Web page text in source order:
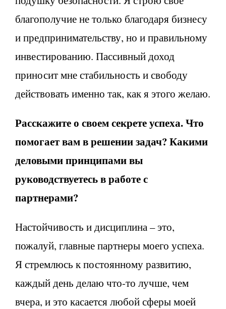
благополучие не только благодаря бизнесу
и предпринимательству, но и правильному
инвестированию. Пассивный доход
приносит мне стабильность и свободу
действовать именно так, как я этого желаю.
Расскажите о своем секрете успеха. Что
помогает вам в решении задач? Какими
деловыми принципами вы
руководствуетесь в работе с
партнерами?
Настойчивость и дисциплина – это,
пожалуй, главные партнеры моего успеха.
Я стремлюсь к постоянному развитию,
каждый день делаю что-то лучше, чем
вчера, и это касается любой сферы моей